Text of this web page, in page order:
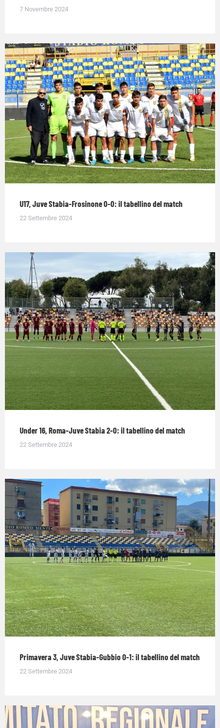
7 Novembre 2024
U17, Juve Stabia-Frosinone 0-0: il tabellino del match
22 Settembre 2024
Under 16, Roma-Juve Stabia 2-0: il tabellino del match
22 Settembre 2024
Primavera 3, Juve Stabia-Gubbio 0-1: il tabellino del match
22 Settembre 2024